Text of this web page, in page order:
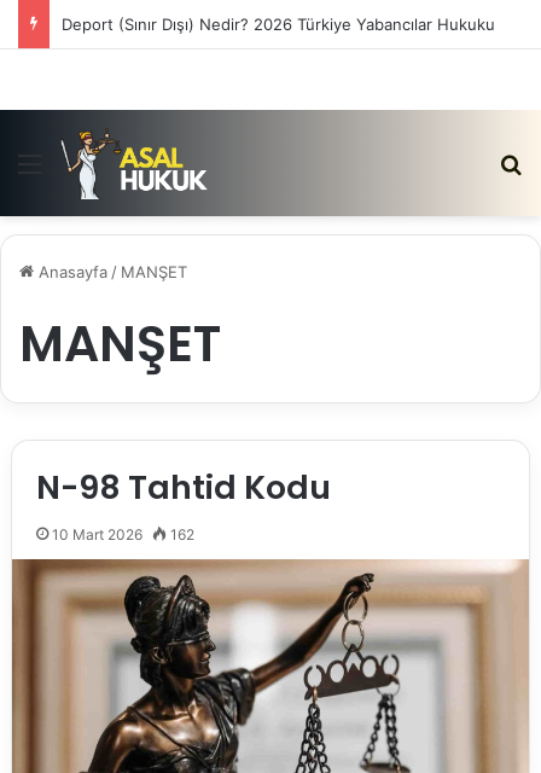
Deport (Sınır Dışı) Nedir? 2026 Türkiye Yabancılar Hukuku
Menü
Anasayfa / MANŞET
MANŞET
N-98 Tahtid Kodu
10 Mart 2026 162